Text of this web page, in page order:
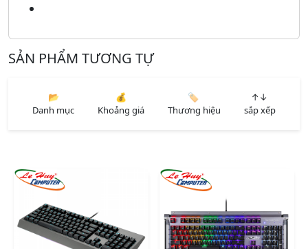
SẢN PHẨM TƯƠNG TỰ
📂
Danh mục
💰
Khoảng giá
🏷️
Thương hiệu
↑↓
sắp xếp